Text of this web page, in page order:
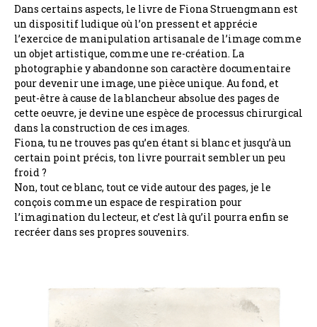
Dans certains aspects, le livre de Fiona Struengmann est
un dispositif ludique où l’on pressent et apprécie
l’exercice de manipulation artisanale de l’image comme
un objet artistique, comme une re-création. La
photographie y abandonne son caractère documentaire
pour devenir une image, une pièce unique. Au fond, et
peut-être à cause de la blancheur absolue des pages de
cette oeuvre, je devine une espèce de processus chirurgical
dans la construction de ces images.
Fiona, tu ne trouves pas qu’en étant si blanc et jusqu’à un
certain point précis, ton livre pourrait sembler un peu
froid ?
Non, tout ce blanc, tout ce vide autour des pages, je le
conçois comme un espace de respiration pour
l’imagination du lecteur, et c’est là qu’il pourra enfin se
recréer dans ses propres souvenirs.